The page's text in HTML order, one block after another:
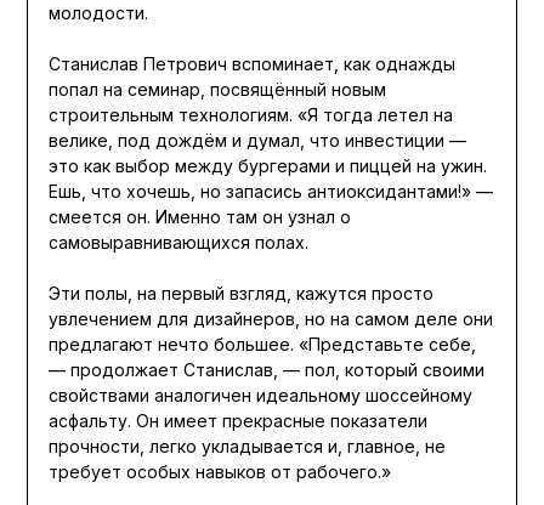
молодости.
Станислав Петрович вспоминает, как однажды
попал на семинар, посвящённый новым
строительным технологиям. «Я тогда летел на
велике, под дождём и думал, что инвестиции —
это как выбор между бургерами и пиццей на ужин.
Ешь, что хочешь, но запасись антиоксидантами!» —
смеется он. Именно там он узнал о
самовыравнивающихся полах.
Эти полы, на первый взгляд, кажутся просто
увлечением для дизайнеров, но на самом деле они
предлагают нечто большее. «Представьте себе,
— продолжает Станислав, — пол, который своими
свойствами аналогичен идеальному шоссейному
асфальту. Он имеет прекрасные показатели
прочности, легко укладывается и, главное, не
требует особых навыков от рабочего.»